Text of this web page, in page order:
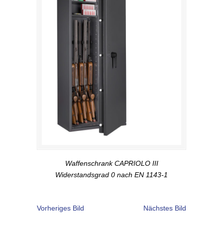
Waffenschrank CAPRIOLO III
Widerstandsgrad 0 nach EN 1143-1
Vorheriges Bild Nächstes Bild